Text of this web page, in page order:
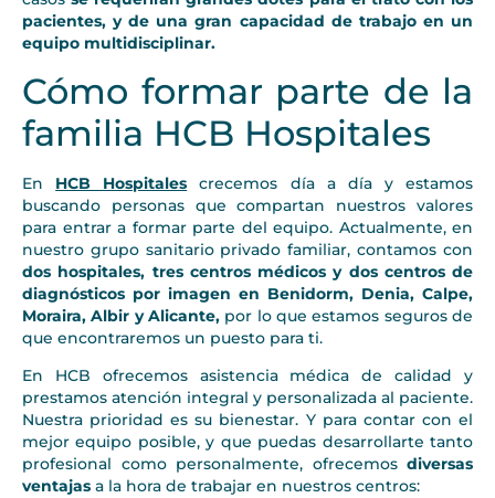
pacientes, y de una gran capacidad de trabajo en un
equipo multidisciplinar.
Cómo formar parte de la
familia HCB Hospitales
En HCB Hospitales crecemos día a día y estamos
buscando personas que compartan nuestros valores
para entrar a formar parte del equipo. Actualmente, en
nuestro grupo sanitario privado familiar, contamos con
dos hospitales, tres centros médicos y dos centros de
diagnósticos por imagen en Benidorm, Denia, Calpe,
Moraira, Albir y Alicante, por lo que estamos seguros de
que encontraremos un puesto para ti.
En HCB ofrecemos asistencia médica de calidad y
prestamos atención integral y personalizada al paciente.
Nuestra prioridad es su bienestar. Y para contar con el
mejor equipo posible, y que puedas desarrollarte tanto
profesional como personalmente, ofrecemos diversas
ventajas a la hora de trabajar en nuestros centros: